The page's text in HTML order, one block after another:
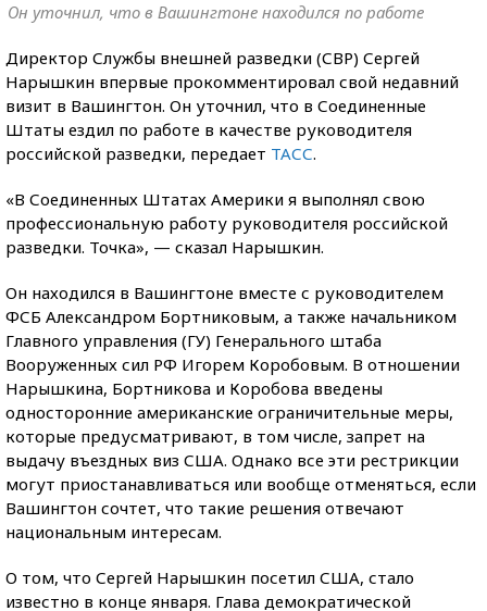
Он уточнил, что в Вашингтоне находился по работе
Директор Службы внешней разведки (СВР) Сергей
Нарышкин впервые прокомментировал свой недавний
визит в Вашингтон. Он уточнил, что в Соединенные
Штаты ездил по работе в качестве руководителя
российской разведки, передает ТАСС.
«В Соединенных Штатах Америки я выполнял свою
профессиональную работу руководителя российской
разведки. Точка», — сказал Нарышкин.
Он находился в Вашингтоне вместе с руководителем
ФСБ Александром Бортниковым, а также начальником
Главного управления (ГУ) Генерального штаба
Вооруженных сил РФ Игорем Коробовым. В отношении
Нарышкина, Бортникова и Коробова введены
односторонние американские ограничительные меры,
которые предусматривают, в том числе, запрет на
выдачу въездных виз США. Однако все эти рестрикции
могут приостанавливаться или вообще отменяться, если
Вашингтон сочтет, что такие решения отвечают
национальным интересам.
О том, что Сергей Нарышкин посетил США, стало
известно в конце января. Глава демократической